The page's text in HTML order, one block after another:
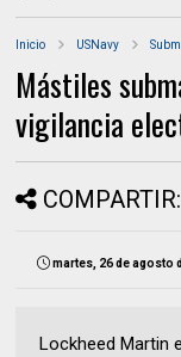
Inicio USNavy
Mástiles
vigilancia
COMPARTIR:
martes, 26 de agosto
Lockheed Martin